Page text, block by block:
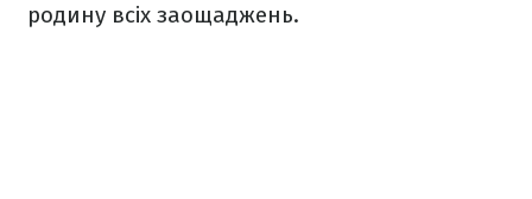
родину всіх заощаджень.